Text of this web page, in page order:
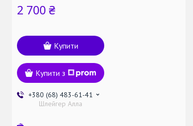
2 700 ₴
Купити
Купити з
+380 (68) 483-61-41
Шлейгер Алла